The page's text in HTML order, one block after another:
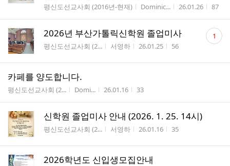
게시판명
평신도선교사회 (2016년-현재) 작성자
Dominic... 작성시간
26.01.26 조회
87
2026년 부산가톨릭신학원 졸업미사
게시판명
평신도선교사회 (2... 작성자
서영하 작성시간
26.01.25 조회수
56
댓
글 1
카페를 양도합니다.
게시판명
평신도선교사회 (2... 작성자
Domi... 작성시간
26.01.16 조회수
33
신학원 졸업미사 안내 (2026. 1. 25. 14시)
게시판명
평신도선교사회 (2... 작성자
서영하 작성시간
26.01.16 조회수
35
2026학년도 신입생모집안내